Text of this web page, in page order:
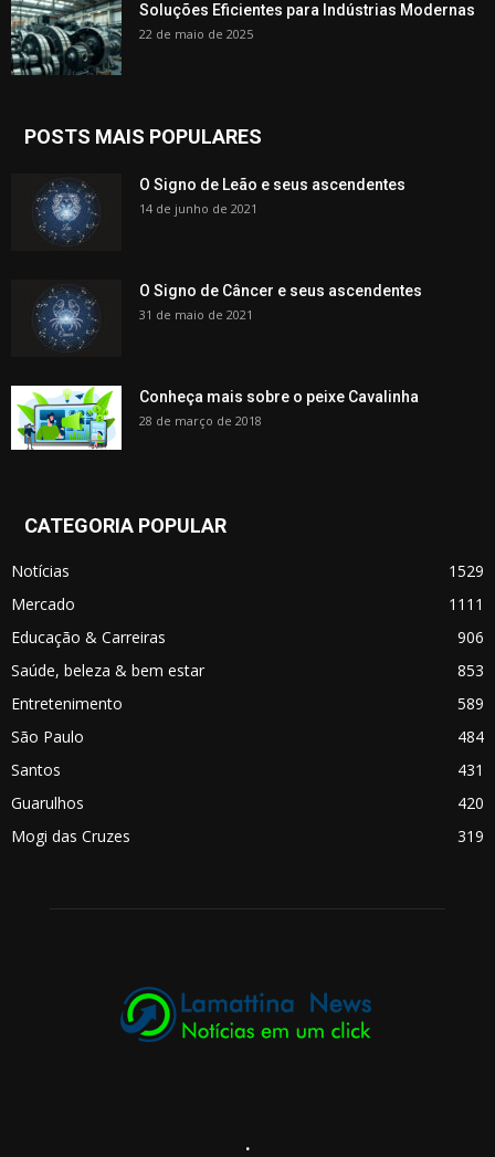
Soluções Eficientes para Indústrias Modernas
22 de maio de 2025
POSTS MAIS POPULARES
O Signo de Leão e seus ascendentes
14 de junho de 2021
O Signo de Câncer e seus ascendentes
31 de maio de 2021
Conheça mais sobre o peixe Cavalinha
28 de março de 2018
CATEGORIA POPULAR
Notícias
1529
Mercado
1111
Educação & Carreiras
906
Saúde, beleza & bem estar
853
Entretenimento
589
São Paulo
484
Santos
431
Guarulhos
420
Mogi das Cruzes
319
.